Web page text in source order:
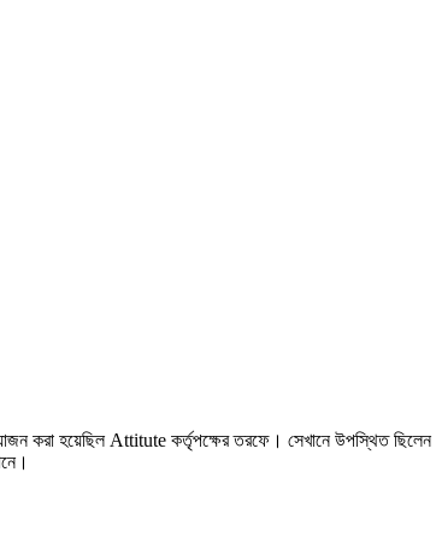
করা হয়েছিল Attitute কর্তৃপক্ষের তরফে। সেখানে উপস্থিত ছিলেন